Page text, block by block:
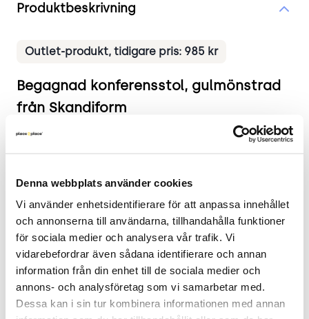
Denna webbplats använder cookies
Vi använder enhetsidentifierare för att anpassa innehållet
och annonserna till användarna, tillhandahålla funktioner
för sociala medier och analysera vår trafik. Vi
vidarebefordrar även sådana identifierare och annan
information från din enhet till de sociala medier och
annons- och analysföretag som vi samarbetar med.
Dessa kan i sin tur kombinera informationen med annan
Produktbeskrivning
Outlet-produkt, tidigare pris: 985 kr
Begagnad konferensstol, gulmönstrad
från Skandiform
Produkten i korthet
Mått: Höjd 80 cm x Bredd 44 cm x Djup 54 cm.
Skick: 4/5
Mer om produkten
Denna stapelbara konferensstol från Skandiform
kombinerar funktionalitet med ett tyg i prickig gul